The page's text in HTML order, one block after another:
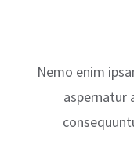
Nemo enim
aspernatur